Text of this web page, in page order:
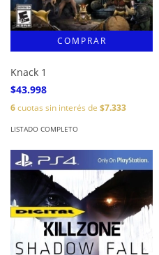
Knack 1
$43.998
6cuotas sin interés de $7.333
LISTADO COMPLETO